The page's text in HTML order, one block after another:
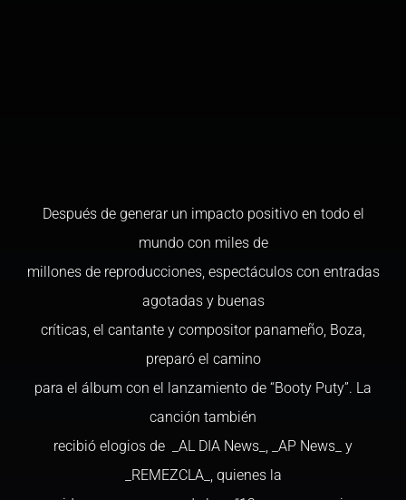
Después de generar un impacto positivo en todo el
mundo con miles de
millones de reproducciones, espectáculos con entradas
agotadas y buenas
críticas, el cantante y compositor panameño, Boza,
preparó el camino
para el álbum con el lanzamiento de “Booty Puty”. La
canción también
recibió elogios de _AL DIA News_, _AP News_ y
_REMEZCLA_, quienes la